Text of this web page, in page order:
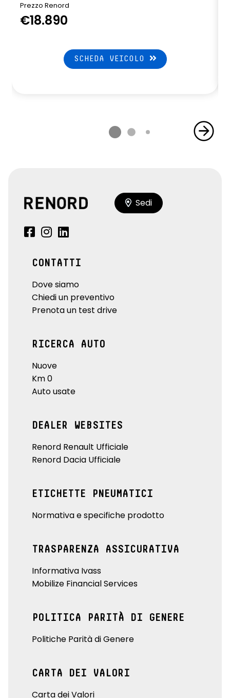
Prezzo Renord
€18.890
SCHEDA VEICOLO
Sedi
CONTATTI
Dove siamo
Chiedi un preventivo
Prenota un test drive
RICERCA AUTO
Nuove
Km 0
Auto usate
DEALER WEBSITES
Renord Renault Ufficiale
Renord Dacia Ufficiale
ETICHETTE PNEUMATICI
Normativa e specifiche prodotto
TRASPARENZA ASSICURATIVA
Informativa Ivass
Mobilize Financial Services
POLITICA PARITÀ DI GENERE
Politiche Parità di Genere
CARTA DEI VALORI
Carta dei Valori